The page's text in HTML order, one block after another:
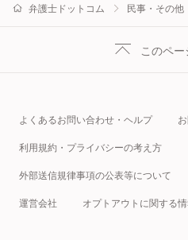
弁護士ドットコム 民事・その他
このペ
よくあるお問い合わせ・ヘルプ
利用規約・プライバシーの考え方
外部送信規律事項の公表等について
運営会社 オプトアウトに関する